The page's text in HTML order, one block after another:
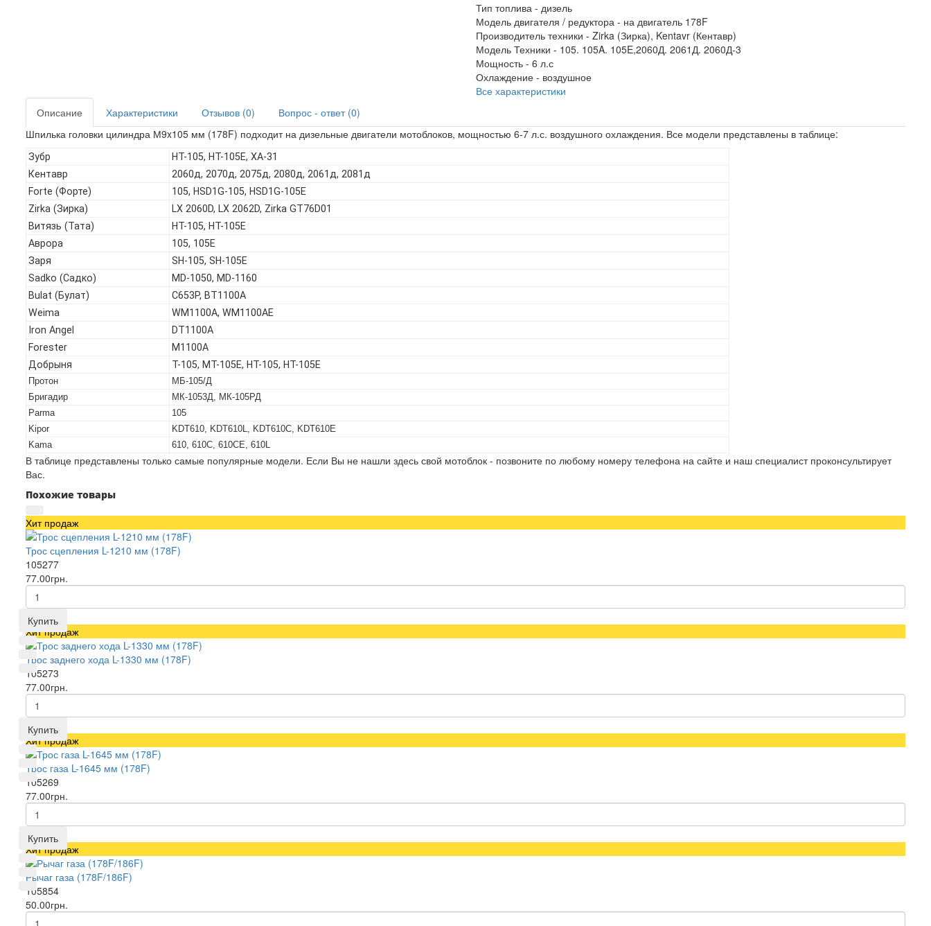
Тип топлива - дизель
Модель двигателя / редуктора - на двигатель 178F
Производитель техники - Zirka (Зирка), Kentavr (Кентавр)
Модель Техники - 105. 105A. 105E,2060Д. 2061Д. 2060Д-3
Мощность - 6 л.с
Охлаждение - воздушное
Все характеристики
Описание
Характеристики Отзывов (0)
Вопрос - ответ (0)
Шпилька головки цилиндра М9x105 мм (178F) подходит на дизельные двигатели мотоблоков, мощностью 6-7 л.с. воздушного охлаждения. Все модели представлены в таблице:
Зубр
HT-105, HT-105E, ХА-31
Кентавр
2060д, 2070д, 2075д, 2080д, 2061д, 2081д
Forte (Форте)
105, HSD1G-105, HSD1G-105E
Zirka (Зирка)
LX 2060D, LX 2062D, Zirka GT76D01
Витязь (Тата)
HT-105, HT-105E
Аврора
105, 105Е
Заря
SH-105, SH-105E
Sadko (Садко)
MD-1050, MD-1160
Bulat (Булат)
C653P, BT1100A
Weima
WM1100A, WM1100AE
Iron Angel
DT1100A
Forester
M1100A
Добрыня
T-105, МТ-105Е, НТ-105, НТ-105Е
Протон
МБ-105/Д
Бригадир
МК-1053Д, МК-105РД
Parma
105
Kipor
KDT610, KDT610L, KDT610C, KDT610E
Kama
610, 610C, 610CE, 610L
В таблице представлены только самые популярные модели. Если Вы не нашли здесь свой мотоблок - позвоните по любому номеру телефона на сайте и наш специалист проконсультирует
Вас.
Похожие товары
Хит продаж
Трос сцепления L-1210 мм (178F)
105277
77.00грн.
Купить
Хит продаж
Трос заднего хода L-1330 мм (178F)
105273
77.00грн.
Купить
Хит продаж
Трос газа L-1645 мм (178F)
105269
77.00грн.
Купить
Хит продаж
Рычаг газа (178F/186F)
105854
50.00грн.